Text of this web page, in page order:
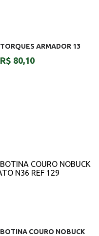
TORQUES ARMADOR 13
R$ 80,10
BOTINA COURO NOBUCK